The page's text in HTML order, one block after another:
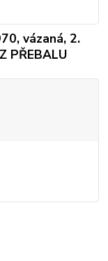
vázaná, 2.
PŘEBALU